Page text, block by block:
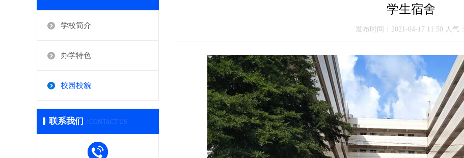
学校简介
办学特色
校园校貌
联系我们 / CONTACT US
学生宿舍
发布时间：2021-04-17 11:50 人气：